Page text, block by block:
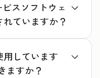
スソフトウェ
ていますか？
用しています
ますか？